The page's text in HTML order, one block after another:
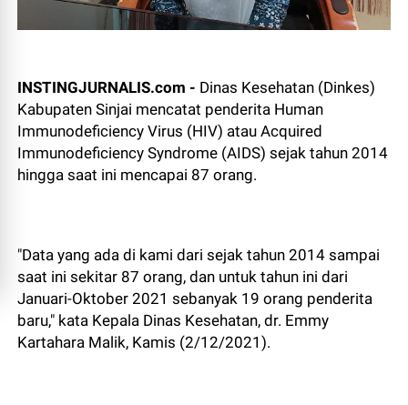
INSTINGJURNALIS.com - Dinas Kesehatan (Dinkes)
Kabupaten Sinjai mencatat penderita Human
Immunodeficiency Virus (HIV) atau Acquired
Immunodeficiency Syndrome (AIDS) sejak tahun 2014
hingga saat ini mencapai 87 orang.
"Data yang ada di kami dari sejak tahun 2014 sampai
saat ini sekitar 87 orang, dan untuk tahun ini dari
Januari-Oktober 2021 sebanyak 19 orang penderita
baru," kata Kepala Dinas Kesehatan, dr. Emmy
Kartahara Malik, Kamis (2/12/2021).